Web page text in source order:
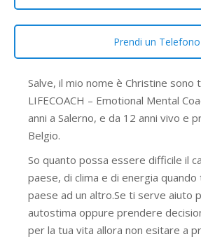
Salve, il mio nome è Christine sono
LIFECOACH – Emotional Mental
anni a Salerno, e da 12 anni vivo e
Belgio.
So quanto possa essere difficile il
paese, di clima e di energia
paese ad un altro.Se ti serve aiuto
autostima oppure prendere
per la tua vita allora non esitare a
Prendi un Telefono